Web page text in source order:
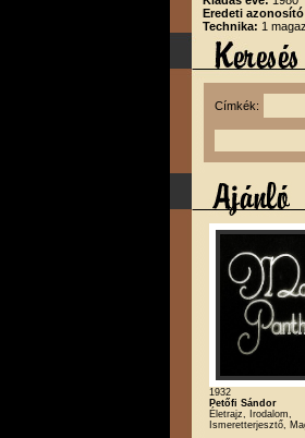
Eredeti
Technika: 1
Címkék:
1932
Petőfi Sándor
Életrajz, Irodalom,
Ismeretterjesztő,